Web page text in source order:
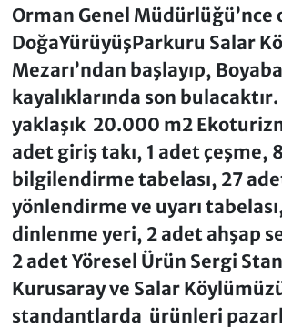
Orman Genel Müdürlüğü’nce
DoğaYürüyüşParkuru Salar
Mezarı’ndan başlayıp,
kayalıklarında son bulacaktır.
yaklaşık 20.000 m2
adet giriş takı, 1 adet çeşme,
bilgilendirme tabelası, 27
yönlendirme ve uyarı
dinlenme yeri, 2 adet ahşap
2 adet Yöresel Ürün Sergi
Kurusaray ve Salar
standantlarda ürünleri